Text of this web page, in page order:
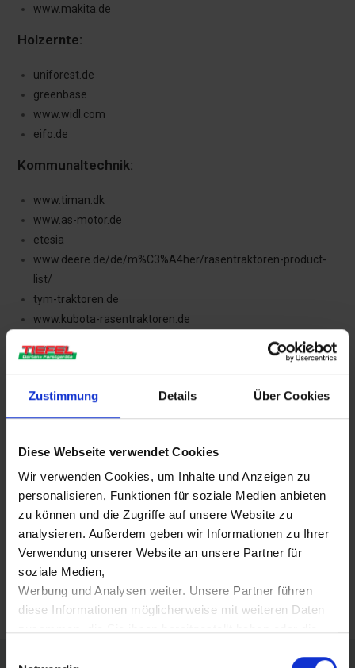
Zustimmung Details Über Cookies
Diese Webseite verwendet Cookies
Wir verwenden Cookies, um Inhalte und Anzeigen zu
personalisieren, Funktionen für soziale Medien anbieten
zu können und die Zugriffe auf unsere Website zu
analysieren. Außerdem geben wir Informationen zu Ihrer
Verwendung unserer Website an unsere Partner für
soziale Medien,
Werbung und Analysen weiter. Unsere Partner führen
diese Informationen möglicherweise mit weiteren Daten
www.makita.de
Holzernte:
uniforest.de
greenbase
www.widl.com
eifo.de
Kommunaltechnik:
www.timan.dk
www.as-motor.de
etesia
www.deere.de/de/m%C3%A4her/rasentraktoren-product-
list/
tym-traktoren.de
www.kubota-rasentraktoren.de
rauch.de/winterdienst.html
pellenc.com
www.agria.de
www.mantis-ulv.com/de/unkrautbekaempfung
Information Sie sehen hier alle Hersteller für die wir als Händler
agieren. Falls Sie etwas auf den Hersteller Seiten finden, das Sie
gerne haben möchten, dann kontaktieren Sie uns einfach über
unser Kontaktformular und wir werden uns mit Ihnen sofort in
Verbindung setzen. Vielen dank.
× Dismiss this alert.
Kontakt aufnehmen